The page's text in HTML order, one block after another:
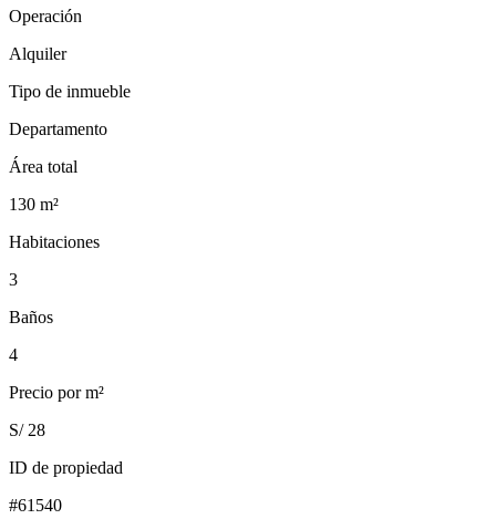
Operación
Alquiler
Tipo de inmueble
Departamento
Área total
130 m²
Habitaciones
3
Baños
4
Precio por m²
S/ 28
ID de propiedad
#61540